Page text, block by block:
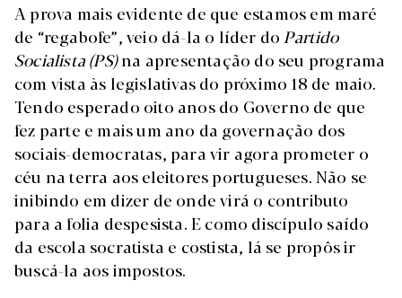
A prova mais evidente de que estamos em maré
de “regabofe”, veio dá-la o líder do Partido
Socialista (PS)na apresentação do seu programa
com vista às legislativas do próximo 18 de maio.
Tendo esperado oito anos do Governo de que
fez parte e mais um ano da governação dos
sociais-democratas, para vir agora prometer o
céu na terra aos eleitores portugueses. Não se
inibindo em dizer de onde virá o contributo
para a folia despesista. E como discípulo saído
da escola socratista e costista, lá se propôs ir
buscá-la aos impostos.